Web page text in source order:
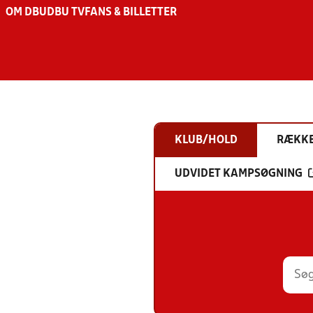
OM DBU DBU TV FANS & BILLETTER
KLUB/HOLD
UDVIDET KAMPSØGNING